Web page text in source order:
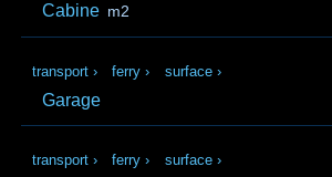
Cabine m2
transport › ferry › surface ›
Garage
transport › ferry › surface ›